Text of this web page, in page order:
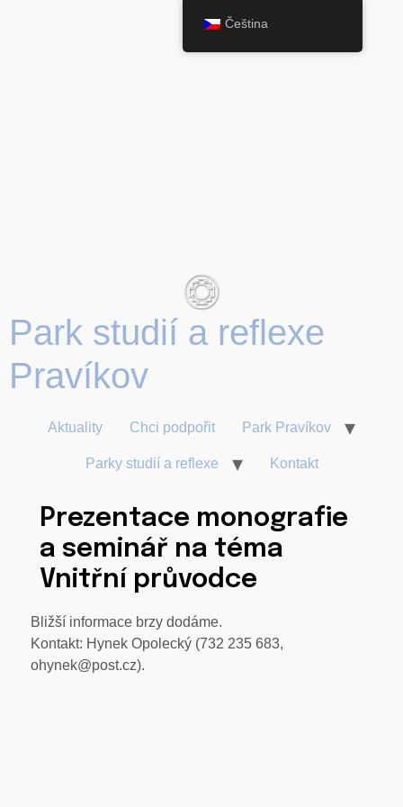
Park studií a reflexe
Aktuality Chci podpořit Park Pravíkov
Parky studií a reflexe Kontakt
Prezentace monografie
a seminář na téma
Vnitřní průvodce
Bližší informace brzy dodáme.
Kontakt: Hynek Opolecký (732 235 683,
ohynek@post.cz).
Čeština